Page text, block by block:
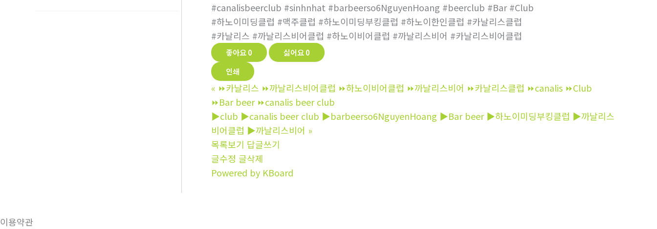
#canalisbeerclub #sinhnhat #barbeerso6NguyenHoang #beerclub #Bar #Club
#하노이미딩클럽 #맥주클럽 #하노이미딩부킹클럽 #하노이한인클럽 #카날리스클럽
#카날리스 #까날리스비어클럽 #하노이비어클럽 #까날리스비어 #카날리스비어클럽
좋아요0 싫어요0
인쇄
« ⏩카날리스 ⏩까날리스비어클럽 ⏩하노이비어클럽 ⏩까날리스비어 ⏩카날리스클럽 ⏩canalis ⏩Club
⏩Bar beer ⏩canalis beer club
▶club ▶canalis beer club ▶barbeerso6NguyenHoang ▶Bar beer ▶하노이미딩부킹클럽 ▶까날리스
비어클럽 ▶까날리스비어 »
목록보기 답글쓰기
글수정 글삭제
Powered by KBoard
이용약관